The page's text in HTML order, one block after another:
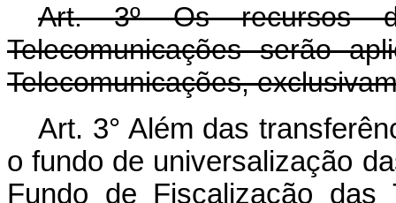
Art. 3º Os recursos
Telecomunicações serão
Telecomunicações,
Art. 3° Além das
o fundo de universalização
Fundo de Fiscalização das